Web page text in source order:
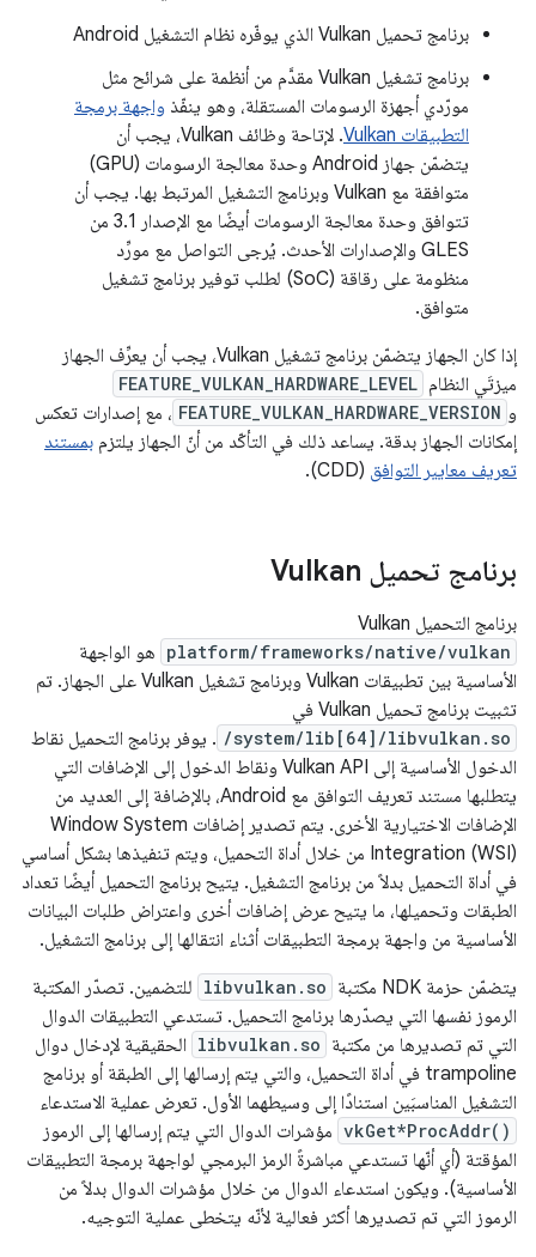
برنامج تحميل Vulkan الذي يوفّره نظام التشغيل Android
برنامج تشغيل Vulkan مقدَّم من أنظمة على شرائح مثل
مورّدي أجهزة الرسومات المستقلة، وهو ينفّذ واجهة برمجة
التطبيقات Vulkan
. لإتاحة وظائف Vulkan، يجب أن
يتضمّن جهاز Android وحدة معالجة الرسومات (GPU)
متوافقة مع Vulkan وبرنامج التشغيل المرتبط بها. يجب أن
تتوافق وحدة معالجة الرسومات أيضًا مع الإصدار 3.1 من
GLES والإصدارات الأحدث. يُرجى التواصل مع مورِّد
منظومة على رقاقة (SoC) لطلب توفير برنامج تشغيل
متوافق.
إذا كان الجهاز يتضمّن برنامج تشغيل Vulkan، يجب أن يعرِّف الجهاز
ميزتَي النظام FEATURE_VULKAN_HARDWARE_LEVEL
و FEATURE_VULKAN_HARDWARE_VERSION ، مع إصدارات تعكس
إمكانات الجهاز بدقة. يساعد ذلك في التأكّد من أنّ الجهاز يلتزم بمستند
تعريف معايير التوافق (CDD).
برنامج تحميل Vulkan
برنامج التحميل Vulkan
platform/frameworks/native/vulkan هو الواجهة
الأساسية بين تطبيقات Vulkan وبرنامج تشغيل Vulkan على الجهاز. تم
تثبيت برنامج تحميل Vulkan في
/system/lib[64]/libvulkan.so . يوفر برنامج التحميل نقاط
الدخول الأساسية إلى Vulkan API ونقاط الدخول إلى الإضافات التي
يتطلبها مستند تعريف التوافق مع Android، بالإضافة إلى العديد من
الإضافات الاختيارية الأخرى. يتم تصدير إضافات Window System
Integration (WSI) من خلال أداة التحميل، ويتم تنفيذها بشكل أساسي
في أداة التحميل بدلاً من برنامج التشغيل. يتيح برنامج التحميل أيضًا تعداد
الطبقات وتحميلها، ما يتيح عرض إضافات أخرى واعتراض طلبات البيانات
الأساسية من واجهة برمجة التطبيقات أثناء انتقالها إلى برنامج التشغيل.
يتضمّن حزمة NDK مكتبة
libvulkan.so للتضمين. تصدّر المكتبة
الرموز نفسها التي يصدّرها برنامج التحميل. تستدعي التطبيقات الدوال
التي تم تصديرها من مكتبة libvulkan.so الحقيقية لإدخال دوال
trampoline في أداة التحميل، والتي يتم إرسالها إلى الطبقة أو برنامج
التشغيل المناسبَين استنادًا إلى وسيطهما الأول. تعرض عملية الاستدعاء
vkGet*ProcAddr() مؤشرات الدوال التي يتم إرسالها إلى الرموز
المؤقتة (أي أنّها تستدعي مباشرةً الرمز البرمجي لواجهة برمجة التطبيقات
الأساسية). ويكون استدعاء الدوال من خلال مؤشرات الدوال بدلاً من
الرموز التي تم تصديرها أكثر فعالية لأنّه يتخطى عملية التوجيه.